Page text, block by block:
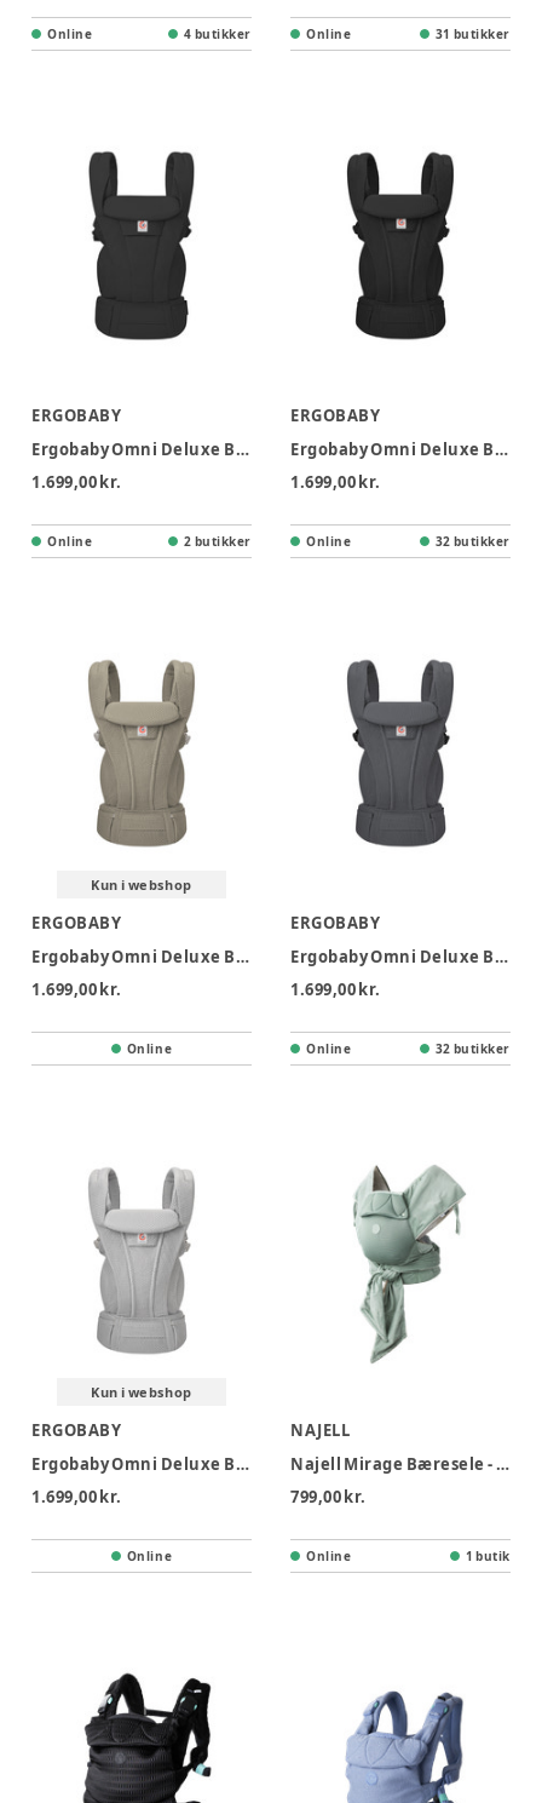
Online 4 butikker Online 31 butikker
ERGOBABY
Ergobaby Omni Deluxe Bæresele Bomuld - Onyx Black
1.699,00 kr.
Online 2 butikker
ERGOBABY
Ergobaby Omni Deluxe Bæresele Mesh - Onyx Black
1.699,00 kr.
Online 32 butikker
Kun i webshop
ERGOBABY
Ergobaby Omni Deluxe Bæresele Mesh - Soft Olive
1.699,00 kr.
Online
ERGOBABY
Ergobaby Omni Deluxe Bæresele Mesh - Graphie Grey
1.699,00 kr.
Online 32 butikker
Kun i webshop
ERGOBABY
Ergobaby Omni Deluxe Bæresele Mesh - Pearl Grey
1.699,00 kr.
Online
NAJELL
Najell Mirage Bæresele - Basil Green
799,00 kr.
Online 1 butik